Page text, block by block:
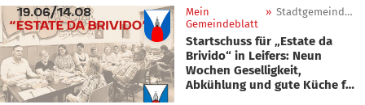
Mein
Gemeindeblatt
» Stadtgemeinde Leifers
Startschuss für „Estate da
Brivido“ in Leifers: Neun
Wochen Geselligkeit,
Abkühlung und gute Küche für